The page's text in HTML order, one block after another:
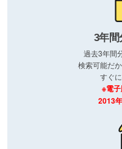
3年間
過去3年間
検索可能だ
すぐ
※電
2013